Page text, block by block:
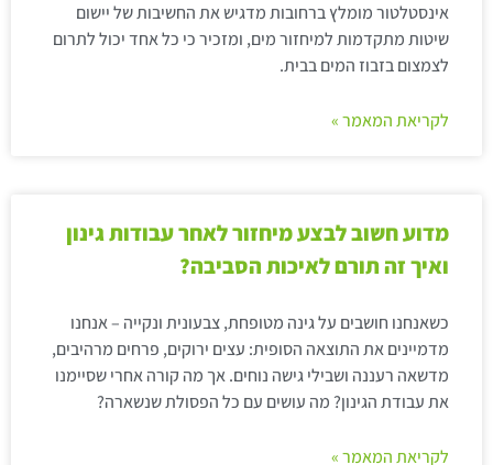
אינסטלטור מומלץ ברחובות מדגיש את החשיבות של יישום
שיטות מתקדמות למיחזור מים, ומזכיר כי כל אחד יכול לתרום
לצמצום בזבוז המים בבית.
לקריאת המאמר »
מדוע חשוב לבצע מיחזור לאחר עבודות גינון
ואיך זה תורם לאיכות הסביבה?
כשאנחנו חושבים על גינה מטופחת, צבעונית ונקייה – אנחנו
מדמיינים את התוצאה הסופית: עצים ירוקים, פרחים מרהיבים,
מדשאה רעננה ושבילי גישה נוחים. אך מה קורה אחרי שסיימנו
את עבודת הגינון? מה עושים עם כל הפסולת שנשארה?
לקריאת המאמר »